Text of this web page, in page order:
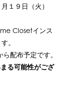
１９日（火）
Closetインス
。
配布予定です。
る可能性がござ